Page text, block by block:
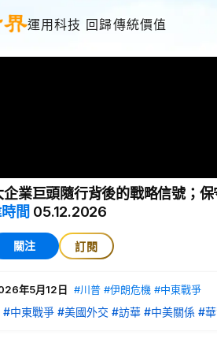
運用科技 回歸傳統價值
業巨頭隨行背後的戰略信號；
間 05.12.2026
關注 訂閱
年5月12日 #川普 #伊朗危機 #中東戰爭
#中東戰爭 #美國外交 #訪華 #中美關係 #